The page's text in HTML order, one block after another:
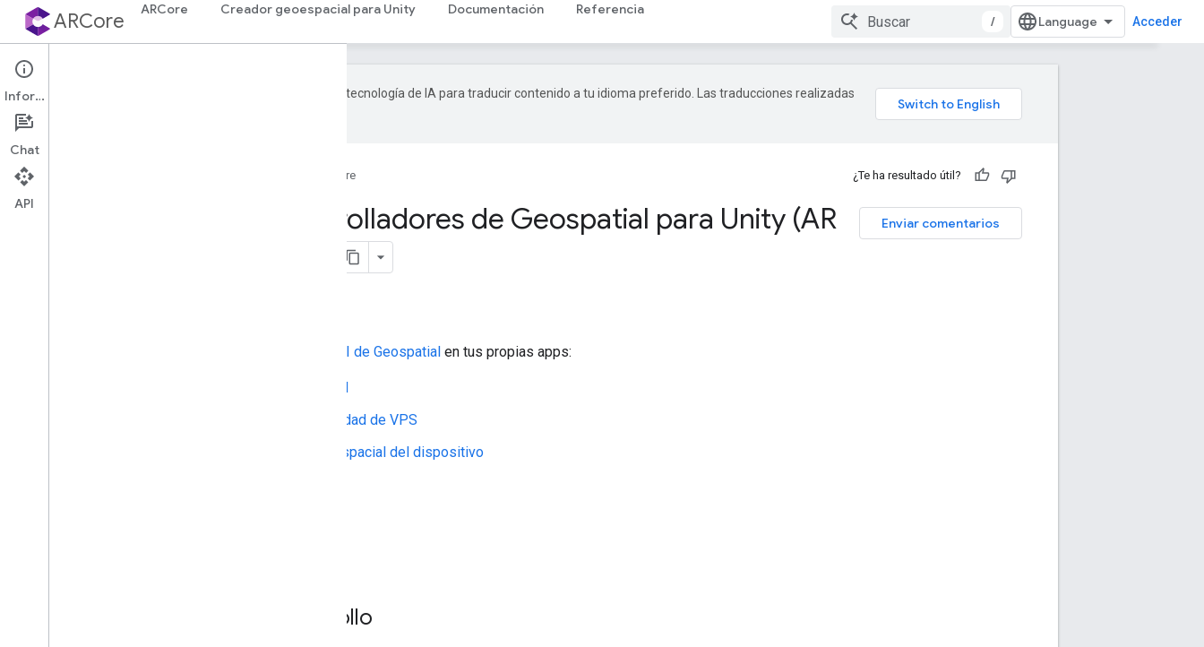
ARCore ARCore Creador geoespacial para Unity Documentación Referencia
/ Acceder
Google utiliza tecnología de IA para traducir contenido a tu idioma preferido. Las traducciones realizadas
ARCore ¿Te ha resultado útil?
Enviar comentarios
Guía para desarrolladores de Geospatial para Unity (AR
API de Geospatial en tus propias apps:
Habilita la API de Geospatial
Cómo verificar la disponibilidad de VPS
Determina la posición geoespacial del dispositivo
Requisitos de desarrollo
Información
Chat
API